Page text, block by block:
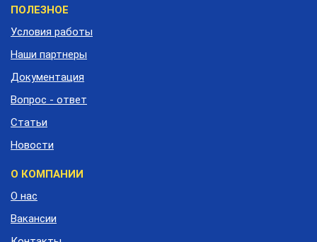
Меню
подвала
ПОЛЕЗНОЕ
Условия работы
Наши партнеры
Документация
Вопрос - ответ
Статьи
Новости
О КОМПАНИИ
О нас
Вакансии